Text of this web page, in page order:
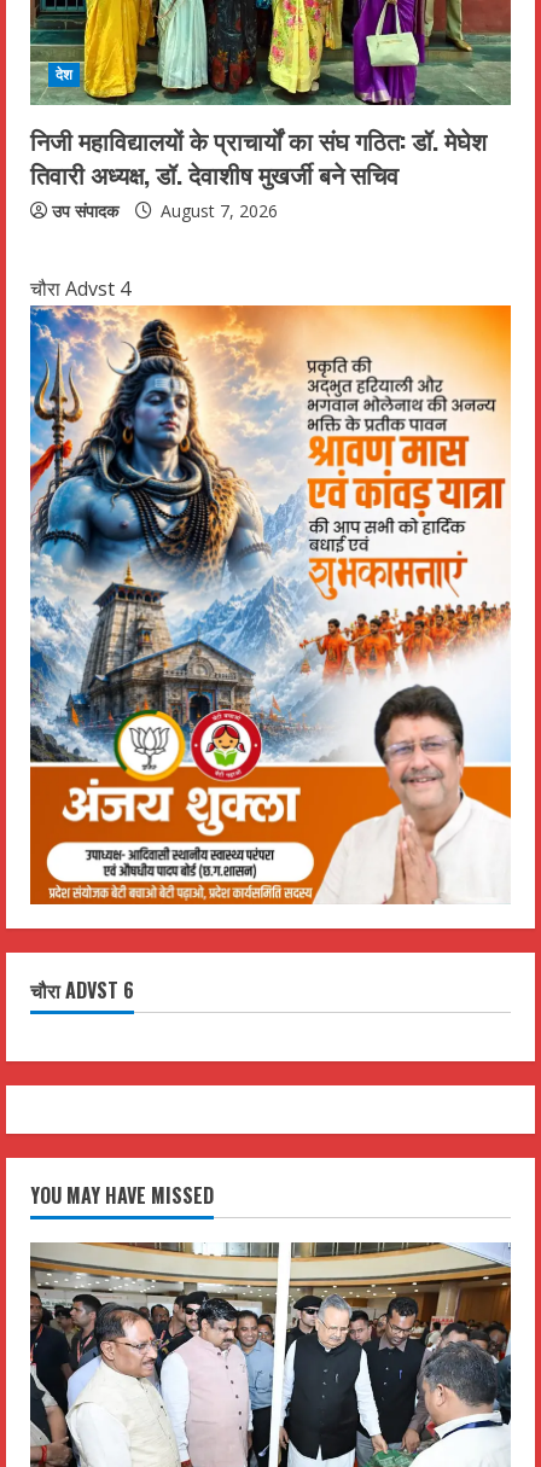
देश
निजी महाविद्यालयों के प्राचार्यों का संघ गठित: डॉ. मेघेश
तिवारी अध्यक्ष, डॉ. देवाशीष मुखर्जी बने सचिव
उप संपादक August 7, 2026
चौरा Advst 4
चौरा ADVST 6
YOU MAY HAVE MISSED